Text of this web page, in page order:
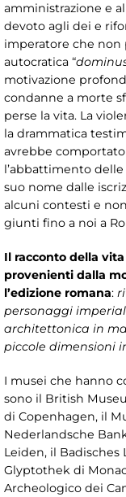
amministrazione e
devoto agli dei e
imperatore che non
autocratica “
motivazione
condanne a morte
perse la vita. La
la drammatica
avrebbe
l’abbattimento delle
suo nome dalle
alcuni contesti e
giunti fino a noi a
Il racconto della
provenienti dalla
l’edizione romana:
personaggi
architettonica in
piccole dimensioni
I musei che hanno
sono il British
di Copenhagen, il
Nederlandsche
Leiden, il Badisches
Glyptothek di
Archeologico dei